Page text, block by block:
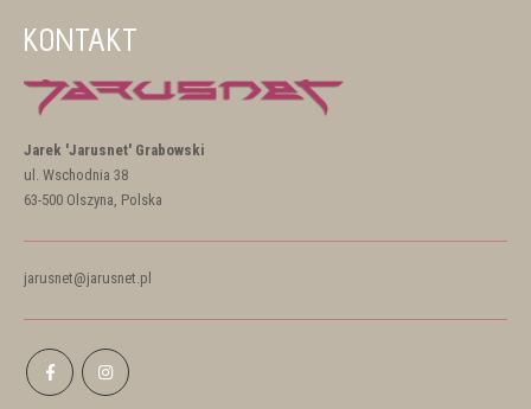
KONTAKT
Jarek 'Jarusnet' Grabowski
ul. Wschodnia 38
63-500 Olszyna, Polska
jarusnet@jarusnet.pl